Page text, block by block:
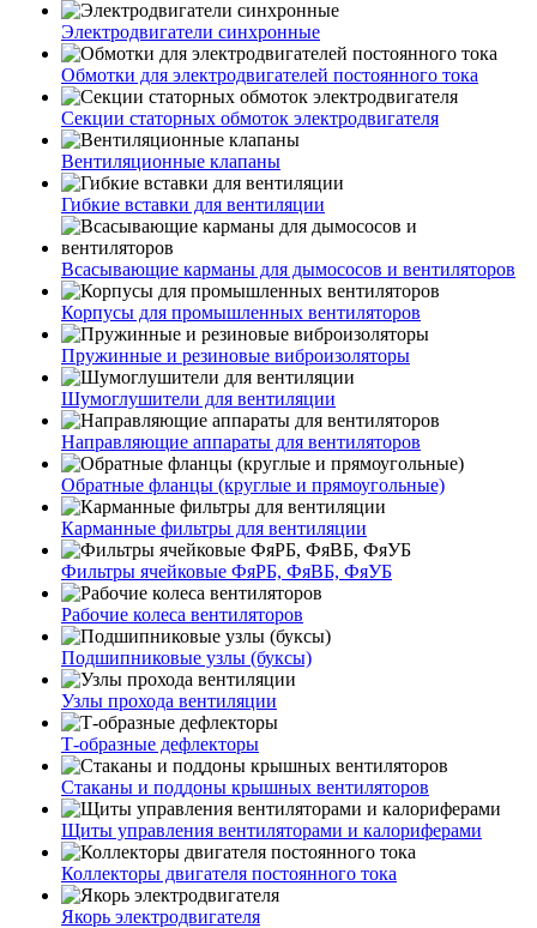
Электродвигатели синхронные
Обмотки для электродвигателей постоянного тока
Секции статорных обмоток электродвигателя
Вентиляционные клапаны
Гибкие вставки для вентиляции
Всасывающие карманы для дымососов и вентиляторов
Корпусы для промышленных вентиляторов
Пружинные и резиновые виброизоляторы
Шумоглушители для вентиляции
Направляющие аппараты для вентиляторов
Обратные фланцы (круглые и прямоугольные)
Карманные фильтры для вентиляции
Фильтры ячейковые ФяРБ, ФяВБ, ФяУБ
Рабочие колеса вентиляторов
Подшипниковые узлы (буксы)
Узлы прохода вентиляции
Т-образные дефлекторы
Стаканы и поддоны крышных вентиляторов
Щиты управления вентиляторами и калориферами
Коллекторы двигателя постоянного тока
Якорь электродвигателя